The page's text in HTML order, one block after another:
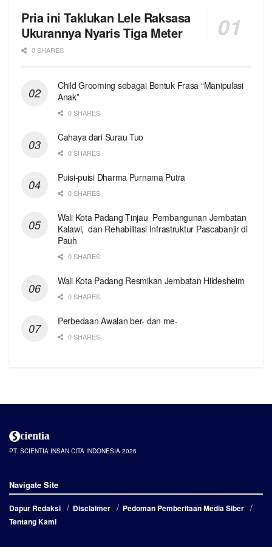
Pria ini Taklukan Lele Raksasa
Ukurannya Nyaris Tiga Meter
0 SHARES
Child Grooming sebagai Bentuk Frasa “Manipulasi
Anak”
0 SHARES
Cahaya dari Surau Tuo
0 SHARES
Puisi-puisi Dharma Purnama Putra
0 SHARES
Wali Kota Padang Tinjau Pembangunan Jembatan
Kalawi, dan Rehabilitasi Infrastruktur Pascabanjir di
Pauh
0 SHARES
Wali Kota Padang Resmikan Jembatan Hildesheim
0 SHARES
Perbedaan Awalan ber- dan me-
0 SHARES
PT. SCIENTIA INSAN CITA INDONESIA 2026
Navigate Site
Dapur Redaksi Disclaimer
Pedoman Pemberitaan Media Siber
Tentang Kami